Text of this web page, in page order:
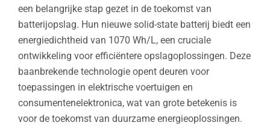
een belangrijke stap gezet in de toekomst van
batterijopslag. Hun nieuwe solid-state batterij biedt een
energiedichtheid van 1070 Wh/L, een cruciale
ontwikkeling voor efficiëntere opslagoplossingen. Deze
baanbrekende technologie opent deuren voor
toepassingen in elektrische voertuigen en
consumentenelektronica, wat van grote betekenis is
voor de toekomst van duurzame energieoplossingen.